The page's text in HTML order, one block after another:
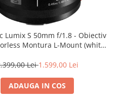
Lumix S 50mm f/1.8 - Obiectiv
Montura L-Mount (white
Lei1.599,00 Lei
ADAUGA IN COS